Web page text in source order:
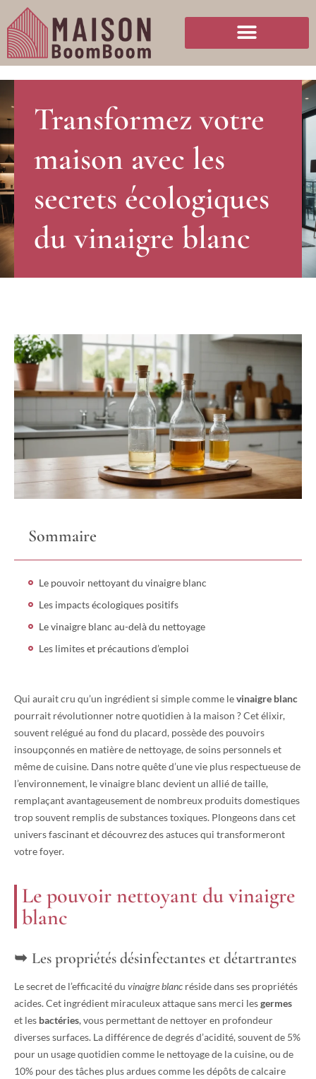
Transformez votre
maison avec les
secrets écologiques
du vinaigre blanc
Sommaire
Le pouvoir nettoyant du vinaigre blanc
Les impacts écologiques positifs
Le vinaigre blanc au-delà du nettoyage
Les limites et précautions d’emploi
Qui aurait cru qu’un ingrédient si simple comme levinaigre blanc
pourrait révolutionner notre quotidien à la maison ? Cet élixir,
souvent relégué au fond du placard, possède des pouvoirs
insoupçonnés en matière de nettoyage, de soins personnels et
même de cuisine. Dans notre quête d’une vie plus respectueuse de
l’environnement, le vinaigre blanc devient un allié de taille,
remplaçant avantageusement de nombreux produits domestiques
trop souvent remplis de substances toxiques. Plongeons dans cet
univers fascinant et découvrez des astuces qui transformeront
votre foyer.
Le pouvoir nettoyant du vinaigre
blanc
Les propriétés désinfectantes et détartrantes
Le secret de l’efficacité du vinaigre blanc réside dans ses propriétés
acides. Cet ingrédient miraculeux attaque sans merci lesgermes
et les bactéries, vous permettant de nettoyer en profondeur
diverses surfaces. La différence de degrés d’acidité, souvent de 5%
pour un usage quotidien comme le nettoyage de la cuisine, ou de
10% pour des tâches plus ardues comme les dépôts de calcaire